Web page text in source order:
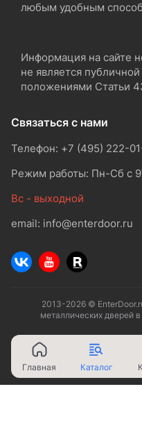
любым удобным
Информация на сайте
не является
положениями Статьи
Связаться с нами
Телефон: +7 (495) 222-
Режим работы: Пн-Сб с 9
Вс - выходной
email: info@enterdoor.ru
2013-2026 ©
металлических дверей
Главная Каталог